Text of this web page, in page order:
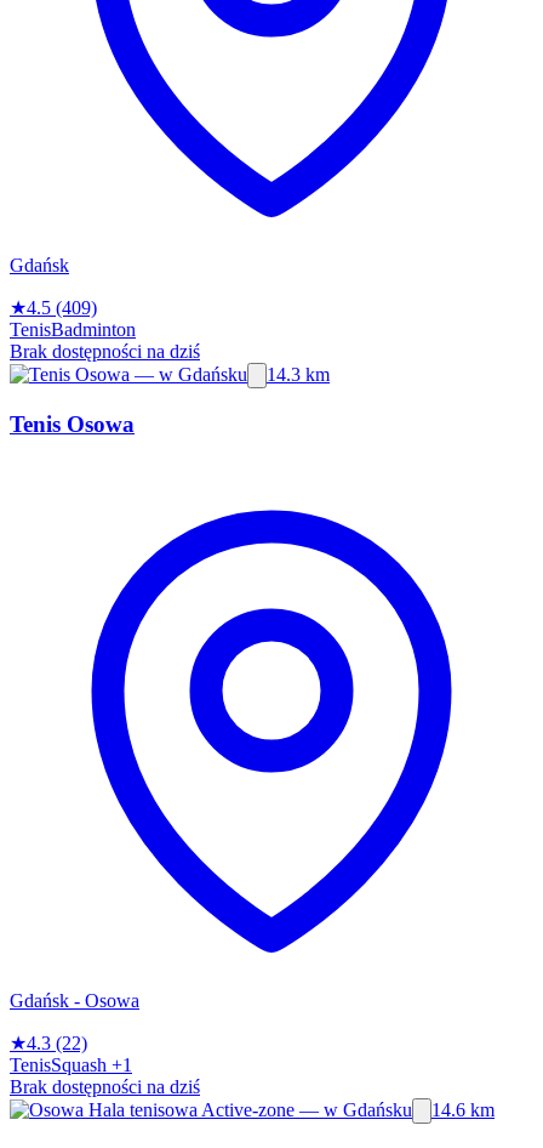
Gdańsk
★4.5 (409)
TenisBadminton
Brak dostępności na dziś
14.3 km
Tenis Osowa
Gdańsk - Osowa
★4.3 (22)
TenisSquash +1
Brak dostępności na dziś
14.6 km